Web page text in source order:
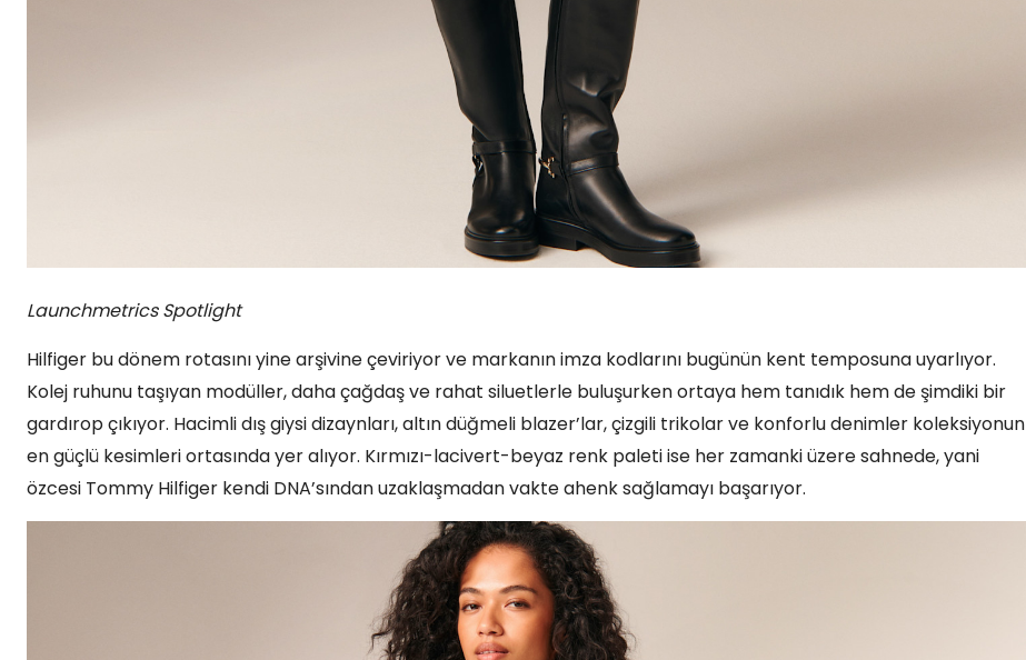
Launchmetrics Spotlight
Hilfiger bu dönem rotasını yine arşivine çeviriyor ve markanın imza kodlarını bugünün kent temposuna uyarlıyor.
Kolej ruhunu taşıyan modüller, daha çağdaş ve rahat siluetlerle buluşurken ortaya hem tanıdık hem de şimdiki bir
gardırop çıkıyor. Hacimli dış giysi dizaynları, altın düğmeli blazer’lar, çizgili trikolar ve konforlu denimler koleksiyonun
en güçlü kesimleri ortasında yer alıyor. Kırmızı-lacivert-beyaz renk paleti ise her zamanki üzere sahnede, yani
özcesi Tommy Hilfiger kendi DNA’sından uzaklaşmadan vakte ahenk sağlamayı başarıyor.